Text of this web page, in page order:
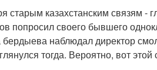
старым казахстанским связям
попросил своего бывшего
бердыева наблюдал директор
тогда. Вероятно, вот